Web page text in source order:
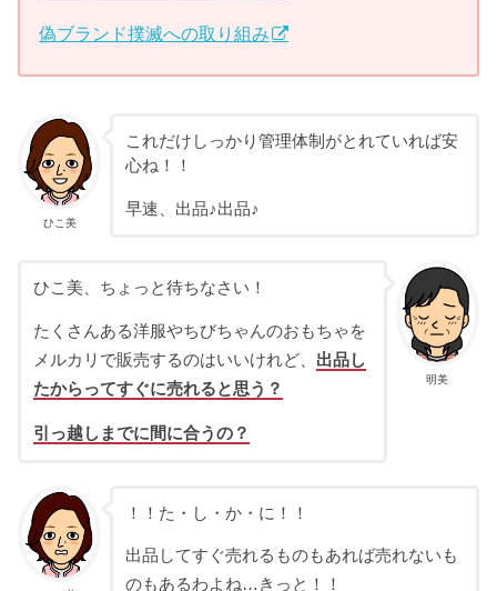
偽ブランド撲滅への取り組み
ひこ美
これだけしっかり管理体制がとれていれば安
心ね！！
早速、出品♪出品♪
明美
ひこ美、ちょっと待ちなさい！
たくさんある洋服やちびちゃんのおもちゃを
メルカリで販売するのはいいけれど、 出品し
たからってすぐに売れると思う？
引っ越しまでに間に合うの？
！！た・し・か・に！！
出品してすぐ売れるものもあれば売れないも
のもあるわよね…きっと！！